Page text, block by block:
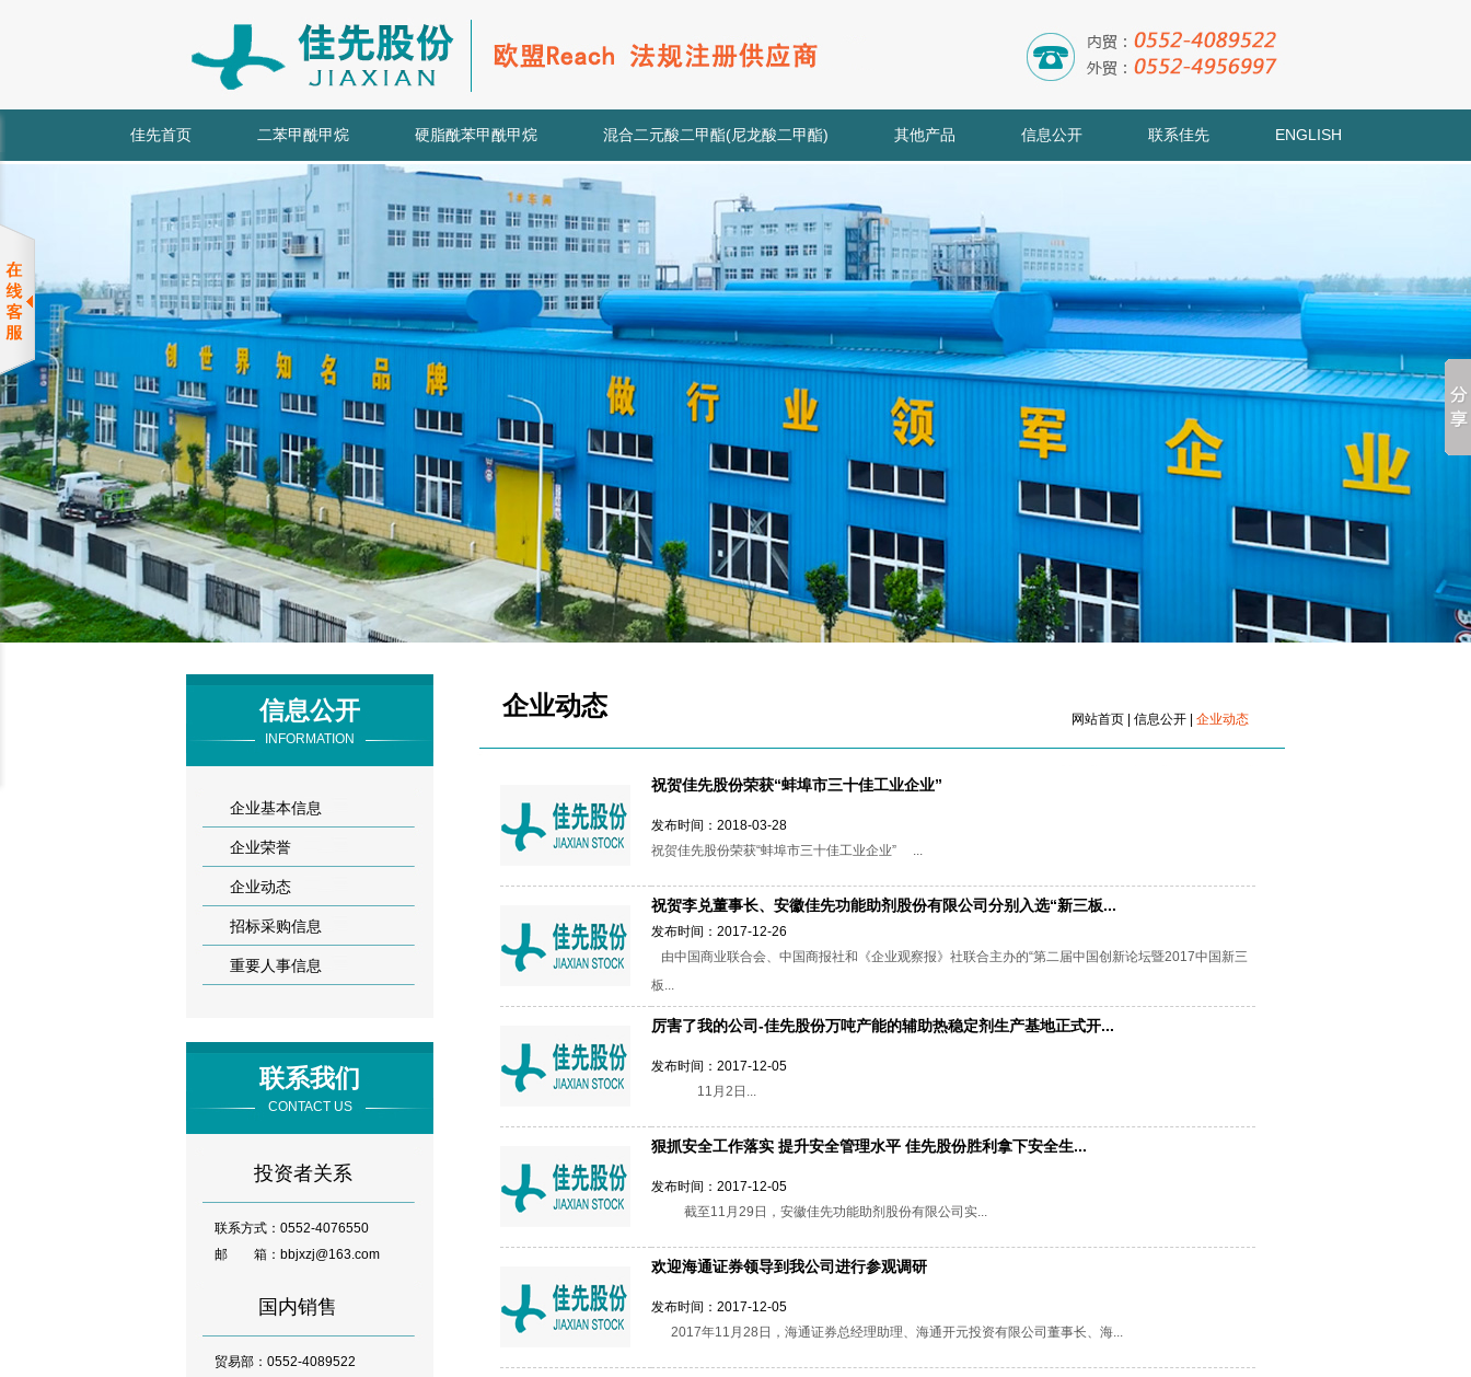
佳先首页 二苯甲酰甲烷 硬脂酰苯甲酰甲烷 混合二元酸二甲酯(尼龙酸二甲酯) 其他产品 信息公开 联系佳先 ENGLISH
信息公开
INFORMATION
企业基本信息
企业荣誉
企业动态
招标采购信息
重要人事信息
联系我们
CONTACT US
投资者关系
联系方式：0552-4076550
邮 箱：bbjxzj@163.com
国内销售
贸易部：0552-4089522
企业动态 网站首页 | 信息公开 | 企业动态
祝贺佳先股份荣获“蚌埠市三十佳工业企业”
发布时间：2018-03-28
祝贺佳先股份荣获“蚌埠市三十佳工业企业” ...
祝贺李兑董事长、安徽佳先功能助剂股份有限公司分别入选“新三板...
发布时间：2017-12-26
由中国商业联合会、中国商报社和《企业观察报》社联合主办的“第二届中国创新论坛暨2017中国新三
板...
厉害了我的公司-佳先股份万吨产能的辅助热稳定剂生产基地正式开...
发布时间：2017-12-05
11月2日...
狠抓安全工作落实 提升安全管理水平 佳先股份胜利拿下安全生...
发布时间：2017-12-05
截至11月29日，安徽佳先功能助剂股份有限公司实...
欢迎海通证券领导到我公司进行参观调研
发布时间：2017-12-05
2017年11月28日，海通证券总经理助理、海通开元投资有限公司董事长、海...